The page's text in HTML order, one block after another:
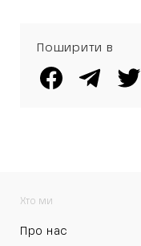
Поширити в
Хто ми
Про нас